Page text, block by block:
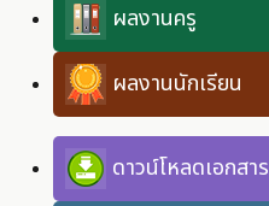
ผลงานครู
ผลงานนักเรียน
ดาวน์โหลดเอกสาร